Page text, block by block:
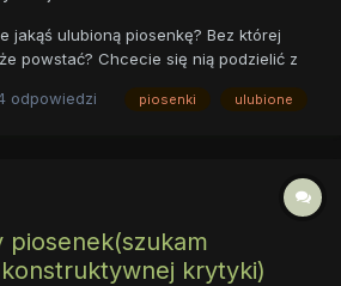
jakąś ulubioną piosenkę? Bez której
powstać? Chcecie się nią podzielić z
odpowiedzi piosenki ulubione
piosenek(szukam
krytyki)